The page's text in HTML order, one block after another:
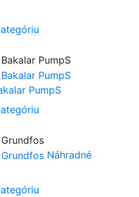
PumpS
Náhradné